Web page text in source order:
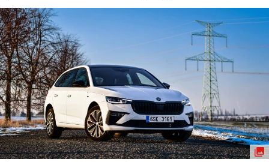
TECHNIKA
EKONOMIKA
ČESKÝ TRH
TUNING
PROFI